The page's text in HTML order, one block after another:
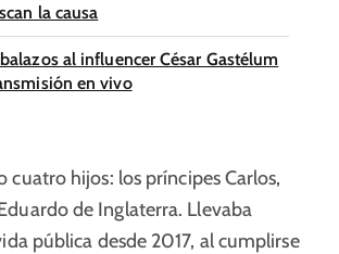
la causa
al influencer César Gastélum
en vivo
cuatro hijos: los príncipes Carlos,
de Inglaterra. Llevaba
pública desde 2017, al cumplirse